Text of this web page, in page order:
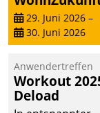
29. Juni 2026 –
30. Juni 2026
Anwendertreffen
Workout
Deload